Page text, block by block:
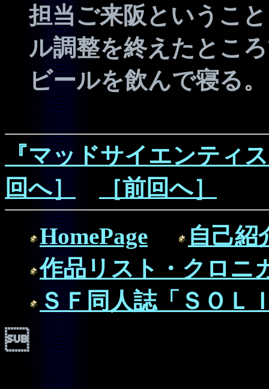
担当ご来阪というこ
ル調整を終えたとこ
ビールを飲んで寝る。
『マッドサイエンティ
回へ］
［前回へ］
HomePage
自己紹
作品リスト・クロニ
ＳＦ同人誌「ＳＯＬ
